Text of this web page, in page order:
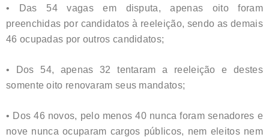
• Das 54 vagas em disputa, apenas oito foram
preenchidas por candidatos à reeleição, sendo as demais
46 ocupadas por outros candidatos;
• Dos 54, apenas 32 tentaram a reeleição e destes
somente oito renovaram seus mandatos;
• Dos 46 novos, pelo menos 40 nunca foram senadores e
nove nunca ocuparam cargos públicos, nem eleitos nem